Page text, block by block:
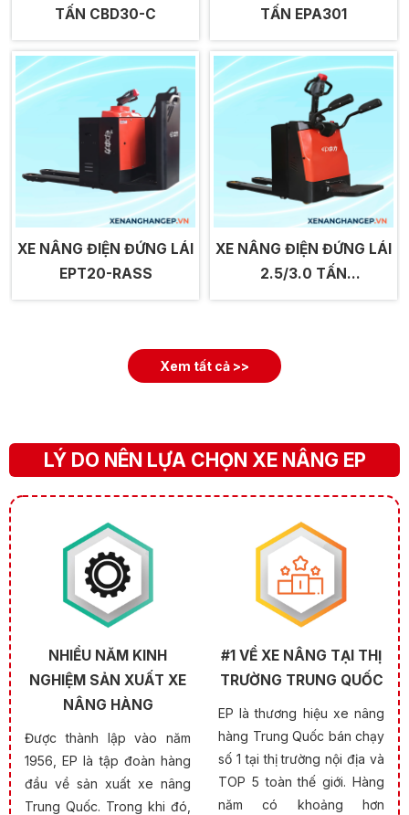
TẤN CBD30-C
TẤN EPA301
XE NÂNG ĐIỆN ĐỨNG LÁI
EPT20-RASS
XE NÂNG ĐIỆN ĐỨNG LÁI
2.5/3.0 TẤN
EPT25/30RAS
Xem tất cả >>
LÝ DO NÊN LỰA CHỌN XE NÂNG EP
NHIỀU NĂM KINH
NGHIỆM SẢN XUẤT XE
NÂNG HÀNG
Được thành lập vào năm
1956, EP là tập đoàn hàng
đầu về sản xuất xe nâng
Trung Quốc. Trong khi đó,
#1 VỀ XE NÂNG TẠI THỊ
TRƯỜNG TRUNG QUỐC
EP là thương hiệu xe nâng
hàng Trung Quốc bán chạy
số 1 tại thị trường nội địa và
TOP 5 toàn thế giới. Hàng
năm có khoảng hơn